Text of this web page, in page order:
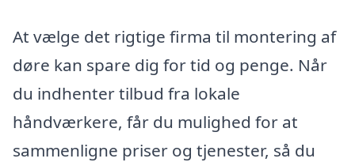
At vælge det rigtige firma til montering af
døre kan spare dig for tid og penge. Når
du indhenter tilbud fra lokale
håndværkere, får du mulighed for at
sammenligne priser og tjenester, så du